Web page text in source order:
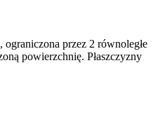
przez 2 równoległe
powierzchnię. Płaszczyzny